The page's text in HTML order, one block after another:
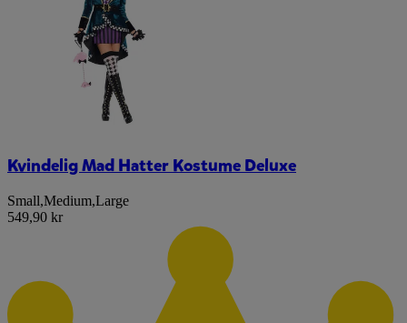
Kvindelig Mad Hatter Kostume Deluxe
Small,Medium,Large
549,90 kr